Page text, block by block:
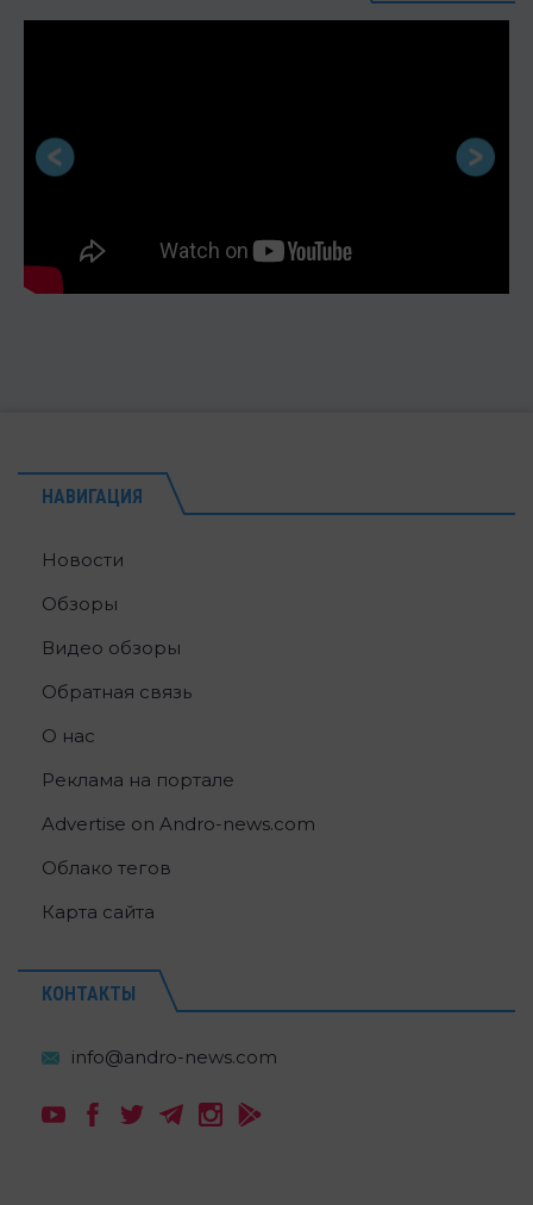
НАВИГАЦИЯ
Новости
Обзоры
Видео обзоры
Обратная связь
О нас
Реклама на портале
Advertise on Andro-news.com
Облако тегов
Карта сайта
КОНТАКТЫ